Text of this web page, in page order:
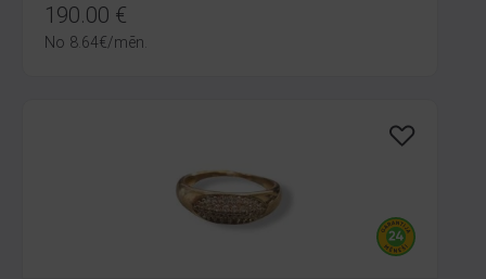
190.00 €
No 8.64€/mēn.